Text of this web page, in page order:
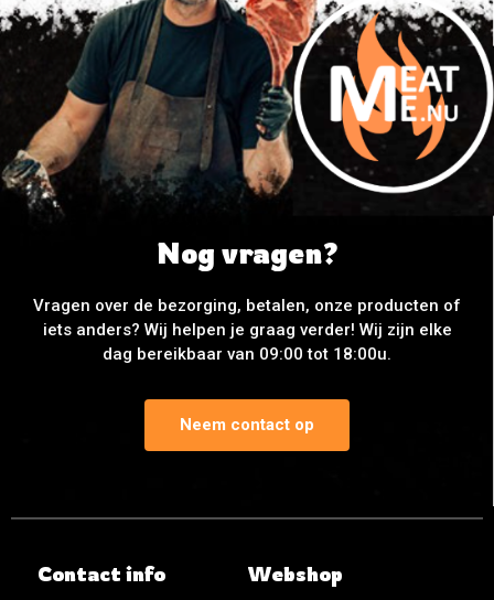
Nog vragen?
Vragen over de bezorging, betalen, onze producten of
iets anders? Wij helpen je graag verder! Wij zijn elke
dag bereikbaar van 09:00 tot 18:00u.
Neem contact op
Contact info Webshop